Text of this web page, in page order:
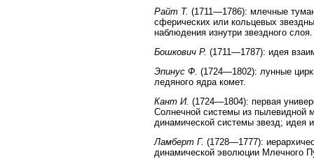
Райт Т. (1711—1786): млечные
сферических или кольцевых
наблюдения изнутри звездного
Бошкович Р. (1711—1787): идея
Эпинус Ф. (1724—1802): лунные
ледяного ядра комет.
Кант И. (1724—1804): первая
Солнечной системы из пылевидной
динамической системы звезд; идея
Ламберт Г. (1728—1777):
динамической эволюции Млечного